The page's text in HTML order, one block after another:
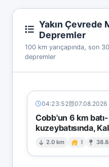
Yakın Çevrede
Depremler
100 km yarıçapında, son
depremler
04:23:52 07.08.2026
Cobb'un 6 km batı-
kuzeybatısında,
2.0 km I